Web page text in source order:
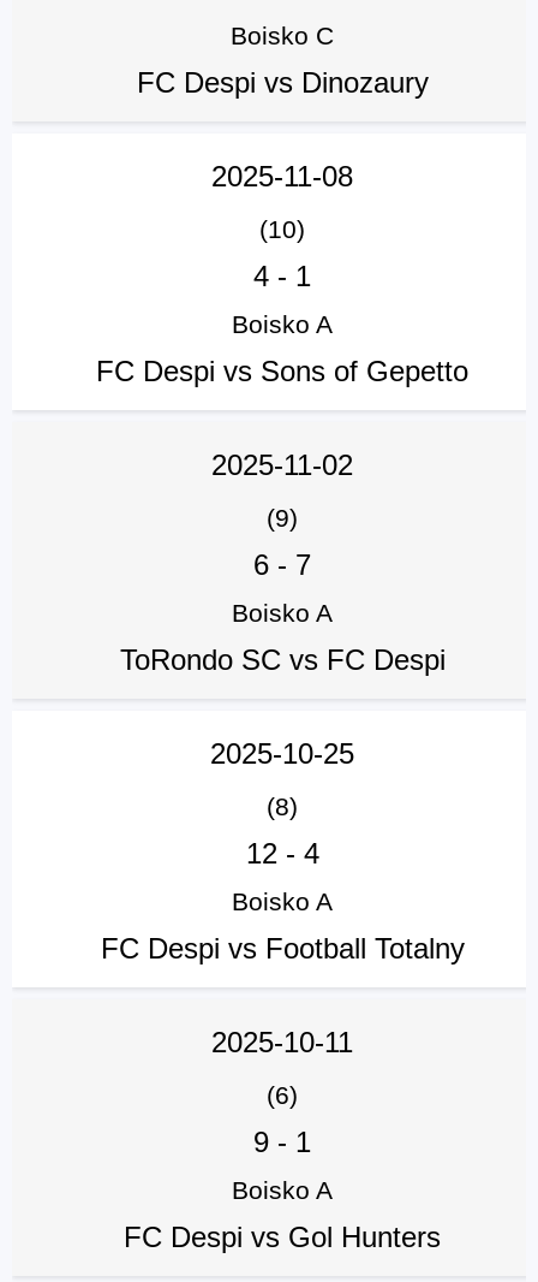
Boisko C
FC Despi vs Dinozaury
2025-11-08
(10)
4 - 1
Boisko A
FC Despi vs Sons of Gepetto
2025-11-02
(9)
6 - 7
Boisko A
ToRondo SC vs FC Despi
2025-10-25
(8)
12- 4
Boisko A
FC Despi vs Football Totalny
2025-10-11
(6)
9 - 1
Boisko A
FC Despi vs Gol Hunters